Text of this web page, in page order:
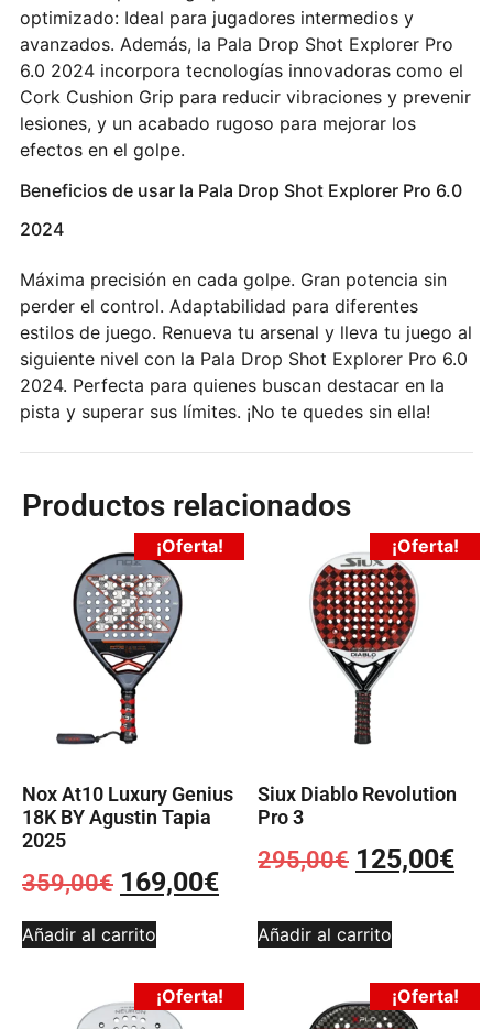
optimizado: Ideal para jugadores intermedios y
avanzados. Además, la Pala Drop Shot Explorer Pro
6.0 2024 incorpora tecnologías innovadoras como el
Cork Cushion Grip para reducir vibraciones y prevenir
lesiones, y un acabado rugoso para mejorar los
efectos en el golpe.
Beneficios de usar la Pala Drop Shot Explorer Pro 6.0
2024
Máxima precisión en cada golpe. Gran potencia sin
perder el control. Adaptabilidad para diferentes
estilos de juego. Renueva tu arsenal y lleva tu juego al
siguiente nivel con la Pala Drop Shot Explorer Pro 6.0
2024. Perfecta para quienes buscan destacar en la
pista y superar sus límites. ¡No te quedes sin ella!
Productos relacionados
¡Oferta!
Nox At10 Luxury Genius
18K BY Agustin Tapia
2025
359,00€ 169,00€
Añadir al carrito
¡Oferta!
Siux Diablo Revolution
Pro 3
295,00€ 125,00€
Añadir al carrito
¡Oferta! ¡Oferta!